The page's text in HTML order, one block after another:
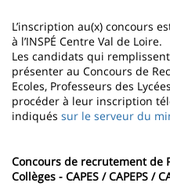
L’inscription au(x) concours
à l’INSPÉ Centre Val de Loire.
Les candidats qui
présenter au Concours de
Ecoles, Professeurs des
procéder à leur inscription
indiqués sur le serveur du
Concours de recrutement de
Collèges - CAPES / CAPEPS /